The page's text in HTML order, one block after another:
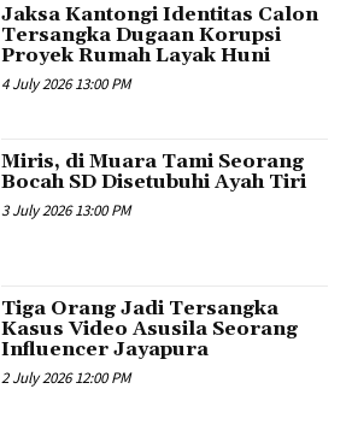
Jaksa Kantongi Identitas Calon
Tersangka Dugaan Korupsi
Proyek Rumah Layak Huni
4 July 2026 13:00 PM
Miris, di Muara Tami Seorang
Bocah SD Disetubuhi Ayah Tiri
3 July 2026 13:00 PM
Tiga Orang Jadi Tersangka
Kasus Video Asusila Seorang
Influencer Jayapura
2 July 2026 12:00 PM